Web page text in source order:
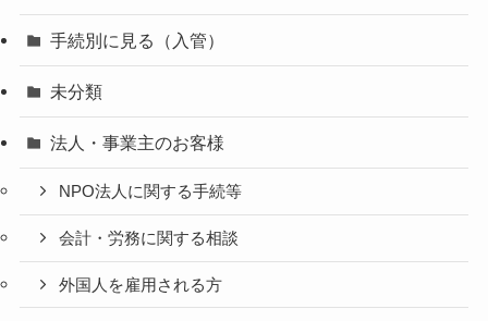
手続別に見る（入管）
未分類
法人・事業主のお客様
NPO法人に関する手続等
会計・労務に関する相談
外国人を雇用される方